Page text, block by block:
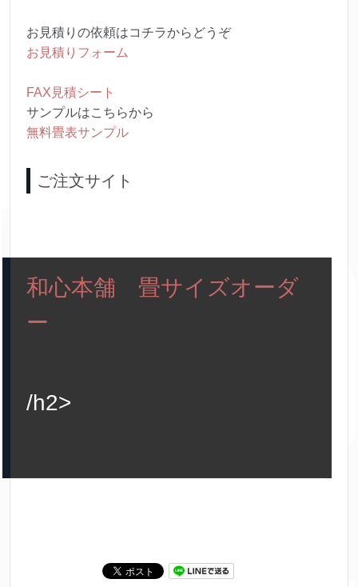
お見積りの依頼はコチラからどうぞ
お見積りフォーム
FAX見積シート
サンプルはこちらから
無料畳表サンプル
ご注文サイト
和心本舗 畳サイズオーダ
ー
/h2>